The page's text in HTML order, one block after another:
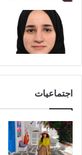
اجتماعيات